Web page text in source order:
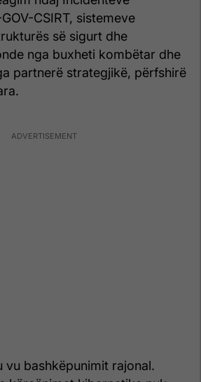
CSIRT, sistemeve
së sigurt dhe
nga buxheti kombëtar dhe
partnerë strategjikë, përfshirë
vu bashkëpunimit rajonal.